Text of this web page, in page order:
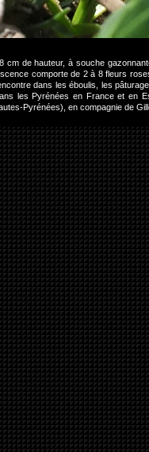
cm de hauteur, à souche
comporte de 2 à 8 fleurs
dans les éboulis, les
les Pyrénées en France et en
Pyrénées), en compagnie de